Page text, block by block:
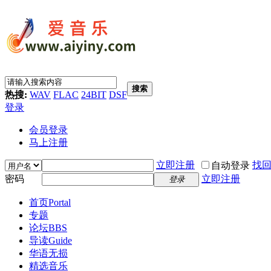
热搜: WAV FLAC 24BIT DSF
搜索
登录
会员登录
马上注册
立即注册 自动登录 找
密码
登录 立即注册
首页Portal
专题
论坛BBS
导读Guide
华语无损
精选音乐